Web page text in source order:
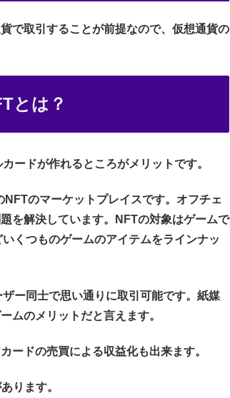
で取引することが前提なので、仮想通貨の
とは？
ードが作れるところがメリットです。
のマーケットプレイスです。オフチェ
を解決しています。NFTの対象はゲームで
くつものゲームのアイテムをラインナッ
ー同士で思い通りに取引可能です。紙媒
ムのメリットだと言えます。
ードの売買による収益化も出来ます。
ります。